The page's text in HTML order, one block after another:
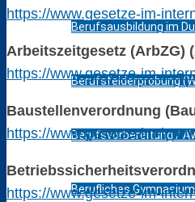
Berufsausbildung im
Berufsfelderprobung
Berufsvorbereitung /
Berufliches Gymnasium
https://www.gesetze-im-
Arbeitszeitgesetz (ArbZG)
https://www.gesetze-im-
Baustellenverordnung
https://www.gesetze-im-
https://www.gesetze-im-